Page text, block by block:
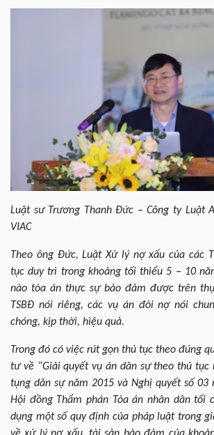
Luật sư Trương Thanh Đức – Công ty Luật
VIAC
Theo ông Đức, Luật Xử lý nợ xấu của các
tục duy trì trong khoảng tối thiểu 5 – 10
nào tòa án thực sự bảo đảm được trên
TSBĐ nói riêng, các vụ án đòi nợ nói
chóng, kịp thời, hiệu quả.
Trong đó có việc rút gọn thủ tục theo đúng
tư về “Giải quyết vụ án dân sự theo thủ tục
tụng dân sự năm 2015 và Nghị quyết số 03
Hội đồng Thẩm phán Tòa án nhân dân tối
dụng một số quy định của pháp luật trong